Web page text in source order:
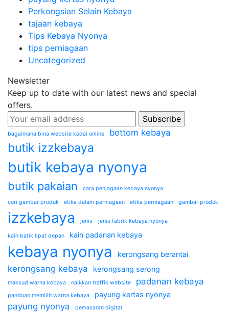
Perkongsian Selain Kebaya
tajaan kebaya
Tips Kebaya Nyonya
tips perniagaan
Uncategorized
Newsletter
Keep up to date with our latest news and special
offers.
bagaimana bina website kedai online bottom kebaya
butik izzkebaya
butik kebaya nyonya
butik pakaian cara penjagaan kebaya nyonya
curi gambar produk etika dalam perniagaan etika perniagaan gambar produk
izzkebaya jenis - jenis fabrik kebaya nyonya
kain batik lipat depan kain padanan kebaya
kebaya nyonya kerongsang berantai
kerongsang kebaya kerongsang serong
maksud warna kebaya naikkan traffik website padanan kebaya
panduan memilih warna kebaya payung kertas nyonya
payung nyonya
pemasaran digital